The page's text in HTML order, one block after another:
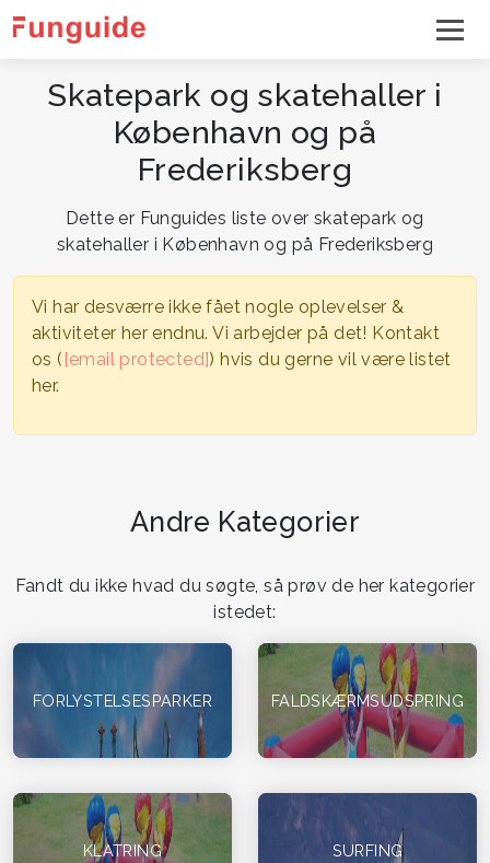
Skatepark og skatehaller i
København og på
Frederiksberg
Dette er Funguides liste over skatepark og
skatehaller i København og på Frederiksberg
Vi har desværre ikke fået nogle oplevelser &
aktiviteter her endnu. Vi arbejder på det! Kontakt
os ( [email protected]) hvis du gerne vil være listet
her.
Andre Kategorier
Fandt du ikke hvad du søgte, så prøv de her kategorier
istedet:
FORLYSTELSESPARKER FALDSKÆRMSUDSPRING
KLATRING SURFING